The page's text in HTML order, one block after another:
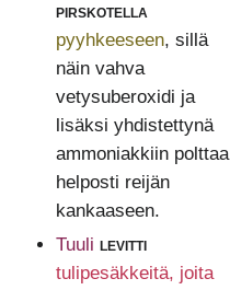
pirskotella
pyyhkeeseen, sillä
näin vahva
vetysuberoxidi ja
lisäksi yhdistettynä
ammoniakkiin polttaa
helposti reijän
kankaaseen.
Tuuli levitti
tulipesäkkeitä, joita